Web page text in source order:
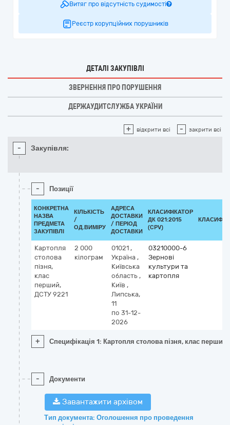
Витяг про відсутність судимості
Реєстр корупційних порушників
ДЕТАЛІ ЗАКУПІВЛІ
ЗВЕРНЕННЯ ПРО ПОРУШЕННЯ
ДЕРЖАУДИТСЛУЖБА УКРАЇНИ
+ відкрити всі - закрити всі
- Закупівля:
- Позиції
КОНКРЕТНА
НАЗВА
ПРЕДМЕТА
ЗАКУПІВЛІ
КІЛЬКІСТЬ
/
ОД.ВИМІРУ
АДРЕСА
ДОСТАВКИ
/ ПЕРІОД
ДОСТАВКИ
КЛАСИФІКАТОР
ДК 021:2015
(CPV)
Картопля
столова
пізня,
клас
перший,
ДСТУ 9221
2 000
кілограм
01021 ,
Україна ,
Київська
область ,
Київ ,
Липська,
11
по 31-12-
2026
03210000-6
Зернові
культури та
картопля
+ Специфікація 1: Картопля столова пізня, клас
- Документи
Завантажити архівом
Тип документа: Оголошення про проведення